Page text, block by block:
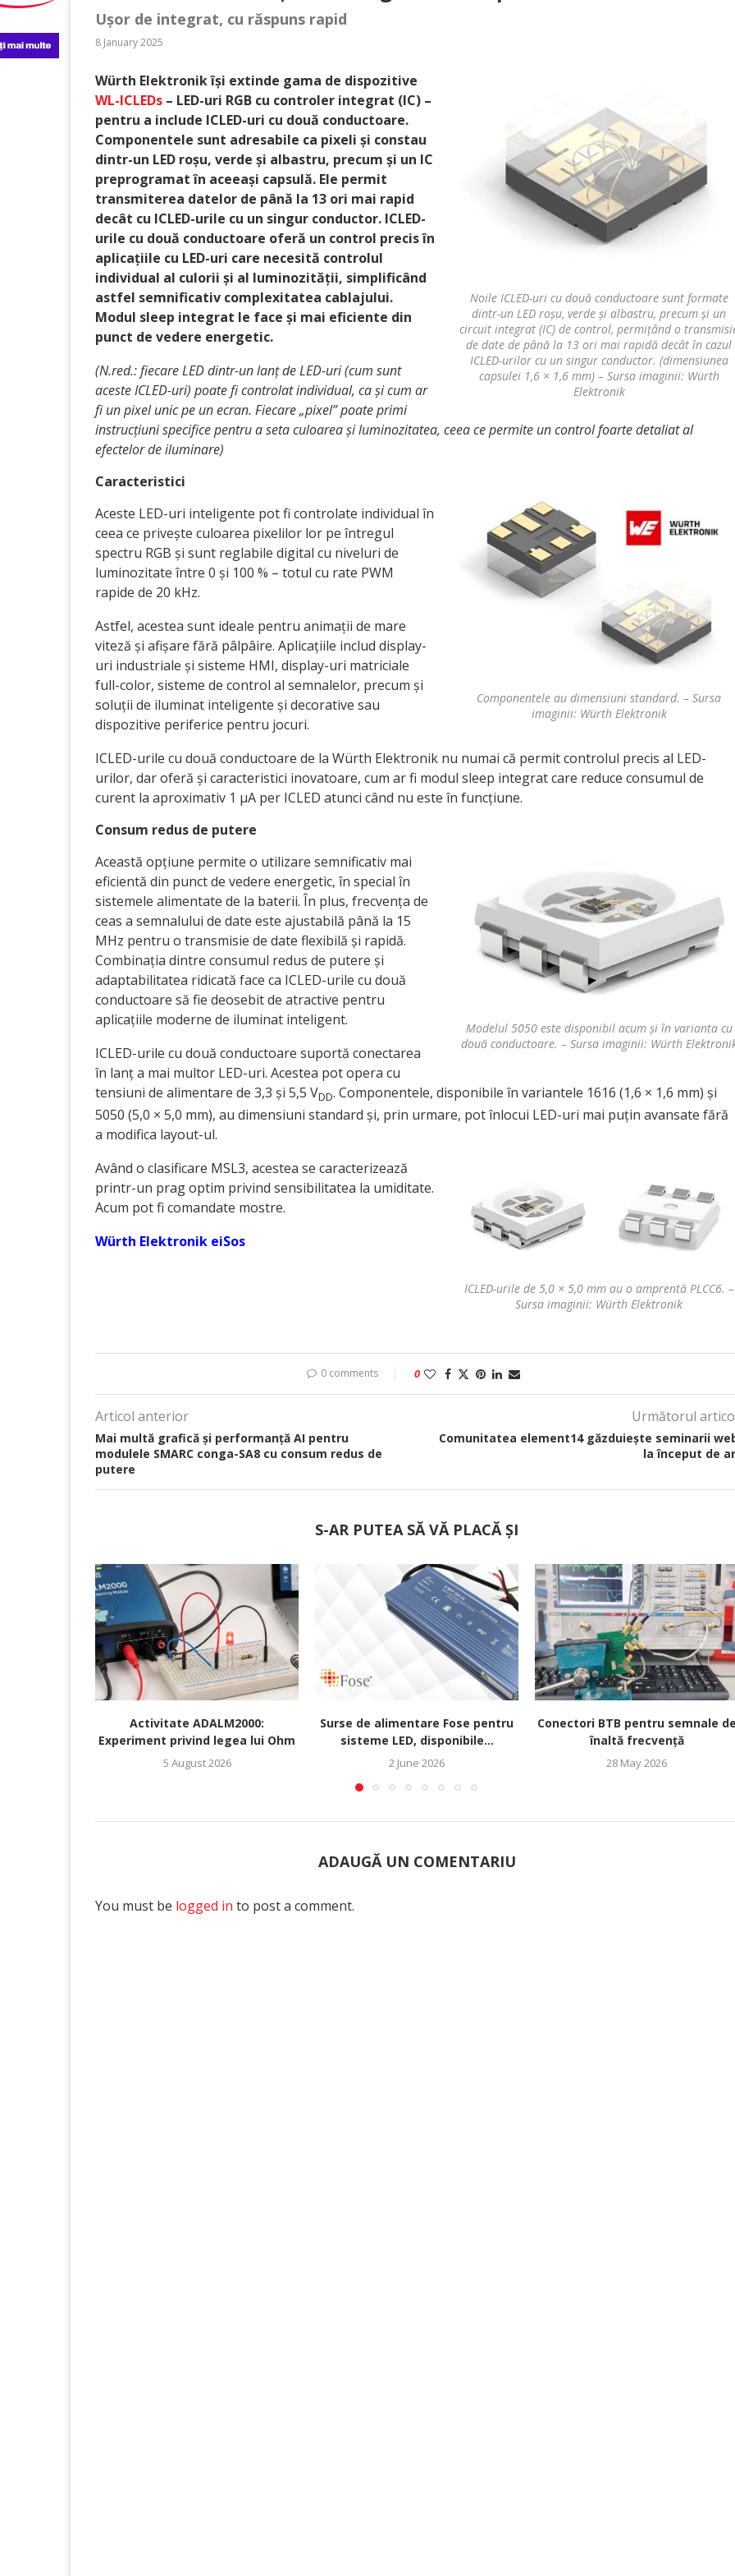
Ușor de integrat, cu răspuns rapid
8 January 2025
Noile ICLED-uri cu două conductoare sunt formate
dintr-un LED roșu, verde și albastru, precum și un
circuit integrat (IC) de control, permițând o
de date de până la 13 ori mai rapidă decât în cazul
ICLED-urilor cu un singur conductor. (dimensiunea
capsulei 1,6 × 1,6 mm) – Sursa imaginii: Würth
Elektronik
Würth Elektronik își extinde gama de dispozitive
WL-ICLEDs – LED-uri RGB cu controler integrat (IC) –
pentru a include ICLED-uri cu două conductoare.
Componentele sunt adresabile ca pixeli și constau
dintr-un LED roșu, verde și albastru, precum și un IC
preprogramat în aceeași capsulă. Ele permit
transmiterea datelor de până la 13 ori mai rapid
decât cu ICLED-urile cu un singur conductor. ICLED-
urile cu două conductoare oferă un control precis în
aplicațiile cu LED-uri care necesită controlul
individual al culorii și al luminozității, simplificând
astfel semnificativ complexitatea cablajului.
Modul sleep integrat le face și mai eficiente din
punct de vedere energetic.
(N.red.: fiecare LED dintr-un lanț de LED-uri (cum sunt
aceste ICLED-uri) poate fi controlat individual, ca și cum ar
fi un pixel unic pe un ecran. Fiecare „pixel” poate primi
instrucțiuni specifice pentru a seta culoarea și luminozitatea, ceea ce permite un control foarte detaliat al
efectelor de iluminare)
Componentele au dimensiuni standard. – Sursa
imaginii: Würth Elektronik
Caracteristici
Aceste LED-uri inteligente pot fi controlate individual în
ceea ce privește culoarea pixelilor lor pe întregul
spectru RGB și sunt reglabile digital cu niveluri de
luminozitate între 0 și 100 % – totul cu rate PWM
rapide de 20 kHz.
Astfel, acestea sunt ideale pentru animații de mare
viteză și afișare fără pâlpâire. Aplicațiile includ display-
uri industriale și sisteme HMI, display-uri matriciale
full-color, sisteme de control al semnalelor, precum și
soluții de iluminat inteligente și decorative sau
dispozitive periferice pentru jocuri.
ICLED-urile cu două conductoare de la Würth Elektronik nu numai că permit controlul precis al LED-
urilor, dar oferă și caracteristici inovatoare, cum ar fi modul sleep integrat care reduce consumul de
curent la aproximativ 1 µA per ICLED atunci când nu este în funcțiune.
Modelul 5050 este disponibil acum și în varianta cu
două conductoare. – Sursa imaginii: Würth
Consum redus de putere
Această opțiune permite o utilizare semnificativ mai
eficientă din punct de vedere energetic, în special în
sistemele alimentate de la baterii. În plus, frecvența de
ceas a semnalului de date este ajustabilă până la 15
MHz pentru o transmisie de date flexibilă și rapidă.
Combinația dintre consumul redus de putere și
adaptabilitatea ridicată face ca ICLED-urile cu două
conductoare să fie deosebit de atractive pentru
aplicațiile moderne de iluminat inteligent.
ICLED-urile cu două conductoare suportă conectarea
în lanț a mai multor LED-uri. Acestea pot opera cu
tensiuni de alimentare de 3,3 și 5,5 VDD. Componentele, disponibile în variantele 1616 (1,6 × 1,6 mm) și
5050 (5,0 × 5,0 mm), au dimensiuni standard și, prin urmare, pot înlocui LED-uri mai puțin avansate fără
a modifica layout-ul.
ICLED-urile de 5,0 × 5,0 mm au o amprentă PLCC6. –
Sursa imaginii: Würth Elektronik
Având o clasificare MSL3, acestea se caracterizează
printr-un prag optim privind sensibilitatea la umiditate.
Acum pot fi comandate mostre.
Würth Elektronik eiSos
0 comments 0
Articol anterior
Mai multă grafică și performanță AI pentru
modulele SMARC conga-SA8 cu consum redus de
putere
Următorul
Comunitatea element14 găzduiește seminarii
la început de
S-AR PUTEA SĂ VĂ PLACĂ ȘI
Activitate ADALM2000:
Experiment privind legea lui Ohm
5 August 2026
Surse de alimentare Fose pentru
sisteme LED, disponibile...
2 June 2026
Conectori BTB pentru semnale
înaltă frecvență
28 May 2026
ADAUGĂ UN COMENTARIU
You must be logged in to post a comment.